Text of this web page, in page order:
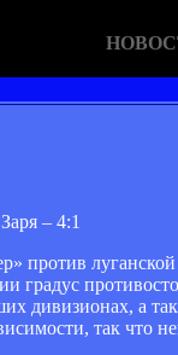
против луганской
градус
дивизионах, а
так что